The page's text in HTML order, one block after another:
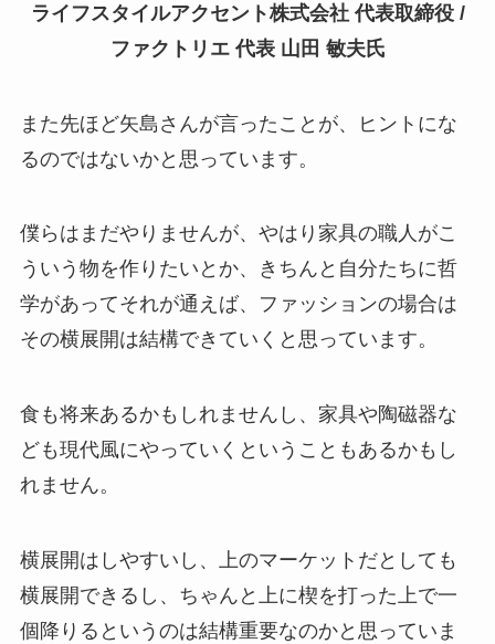
ライフスタイルアクセント株式会社 代表取締役 /
ファクトリエ 代表 山田 敏夫氏
また先ほど矢島さんが言ったことが、ヒントにな
るのではないかと思っています。
僕らはまだやりませんが、やはり家具の職人がこ
ういう物を作りたいとか、きちんと自分たちに哲
学があってそれが通えば、ファッションの場合は
その横展開は結構できていくと思っています。
食も将来あるかもしれませんし、家具や陶磁器な
ども現代風にやっていくということもあるかもし
れません。
横展開はしやすいし、上のマーケットだとしても
横展開できるし、ちゃんと上に楔を打った上で一
個降りるというのは結構重要なのかと思っていま